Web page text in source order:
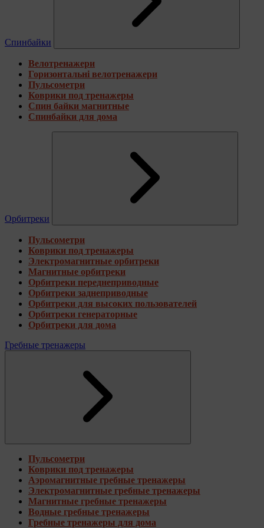
Спинбайки
Велотренажери
Горизонтальні велотренажери
Пульсометри
Коврики под тренажеры
Спин байки магнитные
Спинбайки для дома
Орбитреки
Пульсометри
Коврики под тренажеры
Электромагнитные орбитреки
Магнитные орбитреки
Орбитреки переднеприводные
Орбитреки заднеприводные
Орбитреки для высоких пользователей
Орбитреки генераторные
Орбитреки для дома
Гребные тренажеры
Пульсометри
Коврики под тренажеры
Аэромагнитные гребные тренажеры
Электромагнитные гребные тренажеры
Магнитные гребные тренажеры
Водные гребные тренажеры
Гребные тренажеры для дома